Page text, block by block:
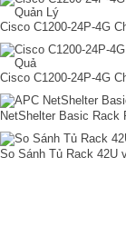
Cisco C1200-24P-4G
Cisco C1200-24P-4G
NetShelter Basic Rack
So Sánh Tủ Rack 42U